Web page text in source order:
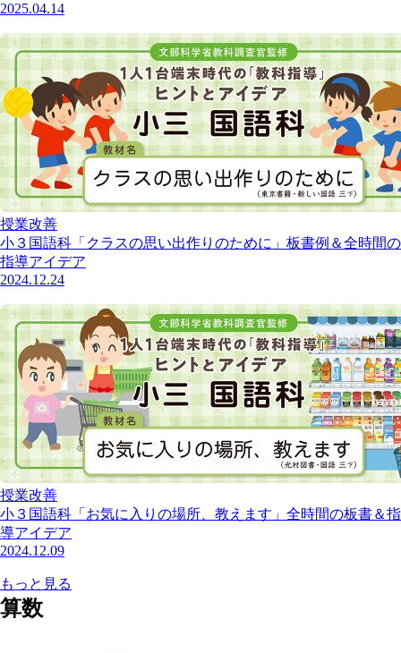
2025.04.14
授業改善
小３国語科「クラスの思い出作りのために」板書例＆全時間の
指導アイデア
2024.12.24
授業改善
小３国語科「お気に入りの場所、教えます」全時間の板書＆指
導アイデア
2024.12.09
もっと見る
算数